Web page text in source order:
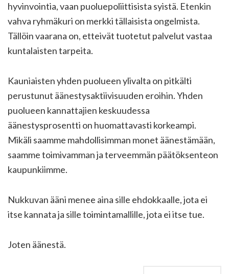
hyvinvointia, vaan puoluepoliittisista syistä. Etenkin
vahva ryhmäkuri on merkki tällaisista ongelmista.
Tällöin vaarana on, etteivät tuotetut palvelut vastaa
kuntalaisten tarpeita.
Kauniaisten yhden puolueen ylivalta on pitkälti
perustunut äänestysaktiivisuuden eroihin. Yhden
puolueen kannattajien keskuudessa
äänestysprosentti on huomattavasti korkeampi.
Mikäli saamme mahdollisimman monet äänestämään,
saamme toimivamman ja terveemmän päätöksenteon
kaupunkiimme.
Nukkuvan ääni menee aina sille ehdokkaalle, jota ei
itse kannata ja sille toimintamallille, jota ei itse tue.
Joten äänestä.